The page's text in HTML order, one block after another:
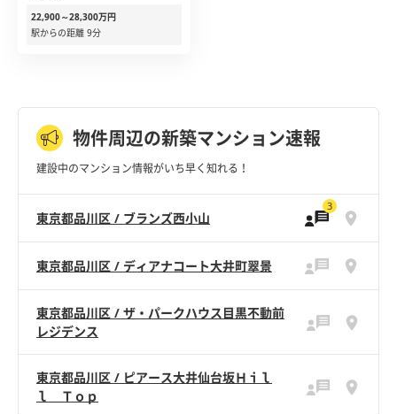
22,900～28,300万円
駅からの距離 9分
物件周辺の新築マンション速報
建設中のマンション情報がいち早く知れる！
東京都品川区 / ブランズ西小山
3
東京都品川区 / ディアナコート大井町翠景
東京都品川区 / ザ・パークハウス目黒不動前
レジデンス
東京都品川区 / ピアース大井仙台坂Ｈｉｌ
ｌ Ｔｏｐ